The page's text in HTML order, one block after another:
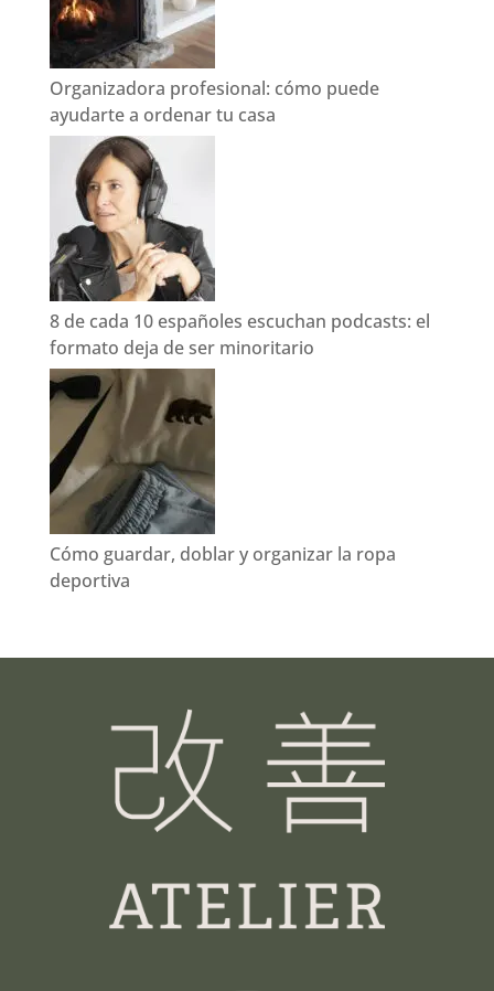
Organizadora profesional: cómo puede
ayudarte a ordenar tu casa
8 de cada 10 españoles escuchan podcasts: el
formato deja de ser minoritario
Cómo guardar, doblar y organizar la ropa
deportiva